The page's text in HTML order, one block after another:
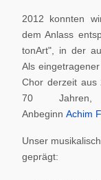
2012 konnten
dem Anlass
tonArt", in der
Als
Chor derzeit aus
70
Anbeginn Achim
Unser
geprägt: